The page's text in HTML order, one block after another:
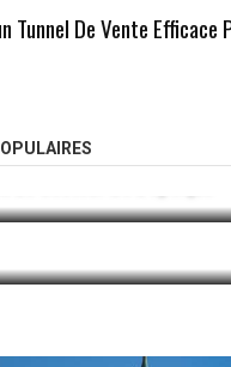
Tunnel De Vente
Un Opticien Lunetier :
Des Impôts Dans Le